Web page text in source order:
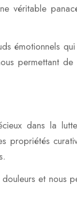
véritable
émotionnels
permettant
dans la
propriétés
et nous